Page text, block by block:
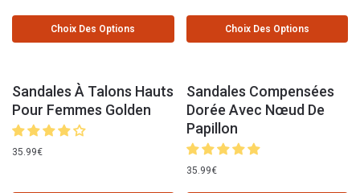
Choix Des Options Choix Des Options
Sandales À Talons Hauts
Pour Femmes Golden
35.99€
Sandales Compensées
Dorée Avec Nœud De
Papillon
35.99€